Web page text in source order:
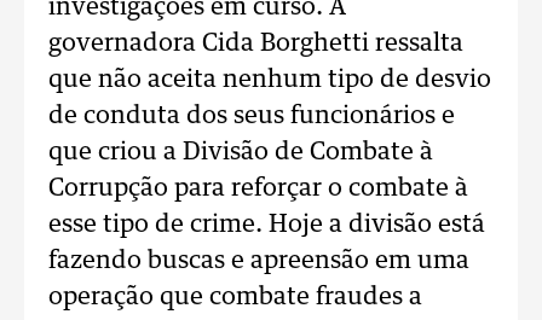
investigações em curso. A
governadora Cida Borghetti ressalta
que não aceita nenhum tipo de desvio
de conduta dos seus funcionários e
que criou a Divisão de Combate à
Corrupção para reforçar o combate à
esse tipo de crime. Hoje a divisão está
fazendo buscas e apreensão em uma
operação que combate fraudes a